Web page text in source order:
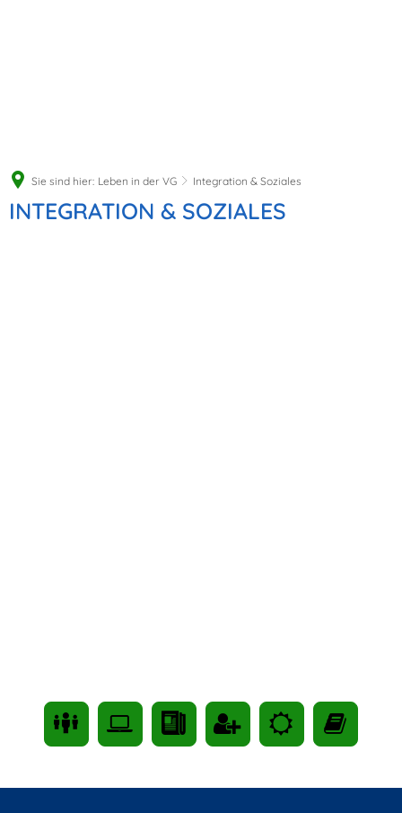
Sie sind hier: Leben in der VG Integration & Soziales
Integration
INTEGRATION & SOZIALES